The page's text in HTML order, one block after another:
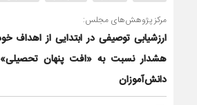
مرکز پژوهش‌های مجلس:
ارزشیابی توصیفی در ابتدایی از اهداف
هشدار نسبت به «افت پنهان
دانش‌آموزان